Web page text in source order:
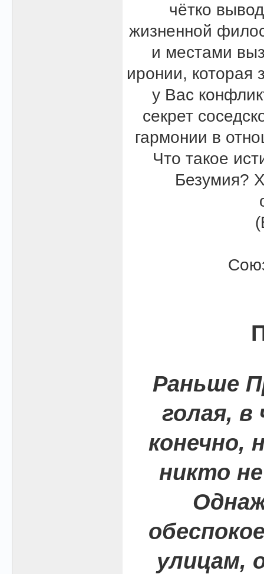
чётко
жизненной
и местами
иронии, которая
у Вас
секрет
гармонии в
Что такое
Безумия?
Раньше
голая,
конечно,
никто
улицам,